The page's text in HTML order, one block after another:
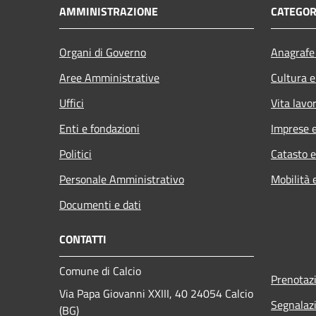
AMMINISTRAZIONE
Organi di Governo
Aree Amministrative
Uffici
Enti e fondazioni
Politici
Personale Amministrativo
Documenti e dati
Cultura
Vita
Imprese
Catasto
Mobilità
CONTATTI
Comune di Calcio
Via Papa Giovanni XXIII, 40 24054 Calcio
(BG)